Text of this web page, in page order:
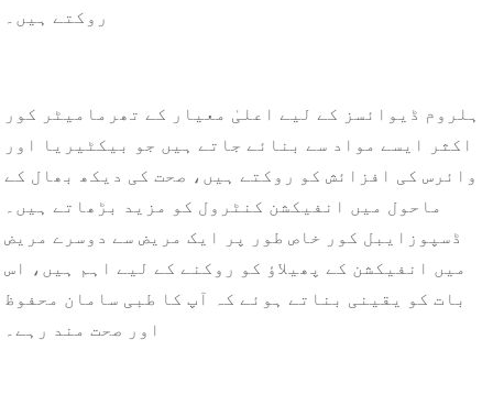
روکتے ہیں۔
ہلروم ڈیوائسز کے لیے اعلیٰ معیار کے تھرمامیٹر کور
اکثر ایسے مواد سے بنائے جاتے ہیں جو بیکٹیریا اور
وائرس کی افزائش کو روکتے ہیں، صحت کی دیکھ بھال کے
ماحول میں انفیکشن کنٹرول کو مزید بڑھاتے ہیں۔
ڈسپوزایبل کور خاص طور پر ایک مریض سے دوسرے مریض
میں انفیکشن کے پھیلاؤ کو روکنے کے لیے اہم ہیں، اس
بات کو یقینی بناتے ہوئے کہ آپ کا طبی سامان محفوظ
اور صحت مند رہے۔